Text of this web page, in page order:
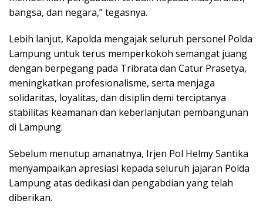
bangsa, dan negara,” tegasnya.
Lebih lanjut, Kapolda mengajak seluruh personel Polda
Lampung untuk terus memperkokoh semangat juang
dengan berpegang pada Tribrata dan Catur Prasetya,
meningkatkan profesionalisme, serta menjaga
solidaritas, loyalitas, dan disiplin demi terciptanya
stabilitas keamanan dan keberlanjutan pembangunan
di Lampung.
Sebelum menutup amanatnya, Irjen Pol Helmy Santika
menyampaikan apresiasi kepada seluruh jajaran Polda
Lampung atas dedikasi dan pengabdian yang telah
diberikan.